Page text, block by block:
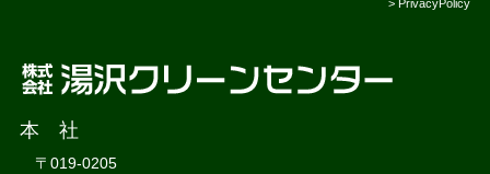
>PrivacyPolicy
本 社
〒019-0205